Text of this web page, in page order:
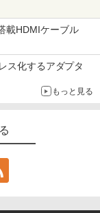
載HDMIケーブル
ス化するアダプタ
もっと見る